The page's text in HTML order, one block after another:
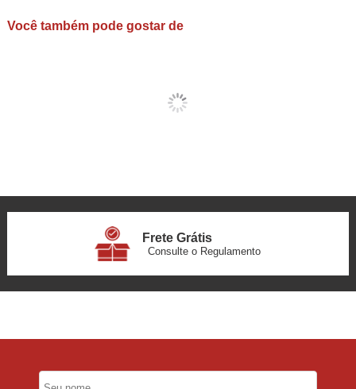
Você também pode gostar de
Frete Grátis
Consulte o Regulamento